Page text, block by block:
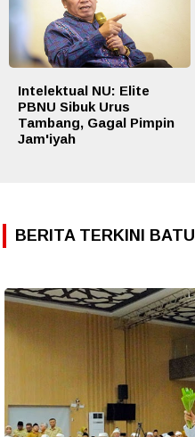
Intelektual NU: Elite
PBNU Sibuk Urus
Tambang, Gagal Pimpin
Jam'iyah
BERITA TERKINI